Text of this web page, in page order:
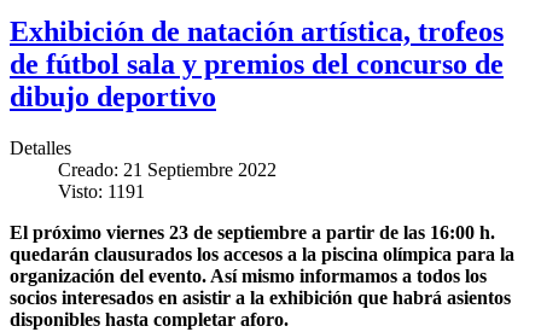
Exhibición de natación artística, trofeos
de fútbol sala y premios del concurso de
dibujo deportivo
Detalles
Creado: 21 Septiembre 2022
Visto: 1191
El próximo viernes 23 de septiembre a partir de las 16:00 h.
quedarán clausurados los accesos a la piscina olímpica para la
organización del evento. Así mismo informamos a todos los
socios interesados en asistir a la exhibición que habrá asientos
disponibles hasta completar aforo.